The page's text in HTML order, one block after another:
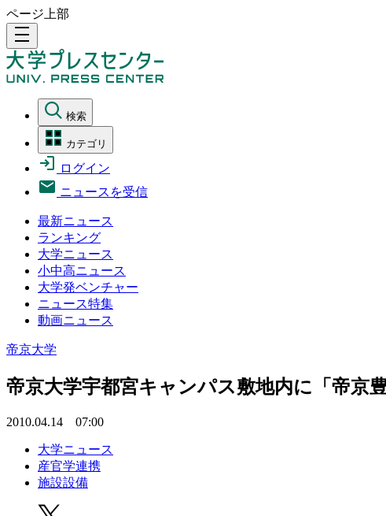
ページ上部
density_medium
検索
カテゴリ
ログイン
ニュースを受信
最新ニュース
ランキング
大学ニュース
小中高ニュース
大学発ベンチャー
ニュース特集
動画ニュース
帝京大学
帝京大学宇都宮キャンパス敷地内に「帝京
2010.04.14 07:00
大学ニュース
産官学連携
施設設備